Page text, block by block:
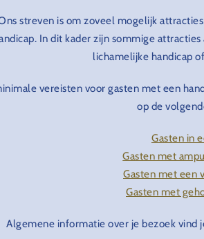
streven is om zoveel mogelijk
In dit kader zijn sommige
lichamelijke handicap
vereisten voor gasten met een
op de
Gasten in
Gasten met
Gasten met een
Gasten met
Algemene informatie over je bezoek vind